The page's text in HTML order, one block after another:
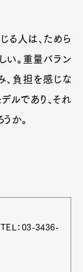
る人は、ためら
い。重量バラン
、負担を感じな
ルであり、それ
か。
：03-3436-